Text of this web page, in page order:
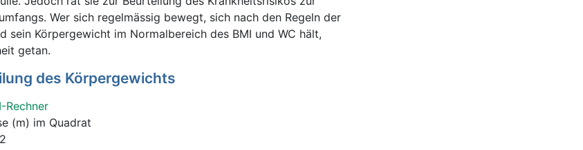
Wer sich regelmässig bewegt, sich nach den Regeln der
sein Körpergewicht im Normalbereich des BMI und WC hält,
getan.
des Körpergewichts
Rechner
(m) im Quadrat